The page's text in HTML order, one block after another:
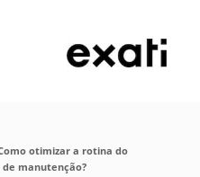
otimizar a rotina do
manutenção?